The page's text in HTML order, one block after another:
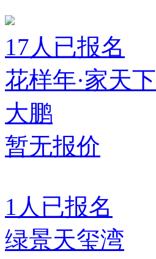
17人已报名
花样年·家天下
大鹏
暂无报价
1 人已报名
绿景天玺湾